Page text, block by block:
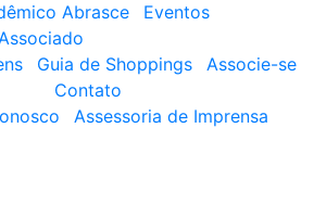
Abrasce
Eventos
Guia de Shoppings
Associe-se
Contato
Assessoria de Imprensa